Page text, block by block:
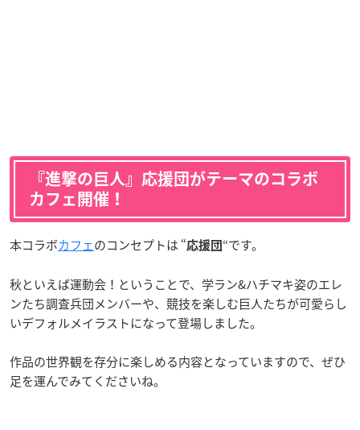
『進撃の巨人』応援団がテーマのコラボ
カフェ開催！
本コラボカフェのコンセプトは “応援団 “です。
秋といえば運動会！ということで、学ラン&ハチマキ姿のエレ
ンたち調査兵団メンバーや、競技を楽しむ巨人たちが可愛らし
いデフォルメイラストになって登場しました。
作品の世界観を存分に楽しめる内容となっていますので、ぜひ
足を運んでみてくださいね。